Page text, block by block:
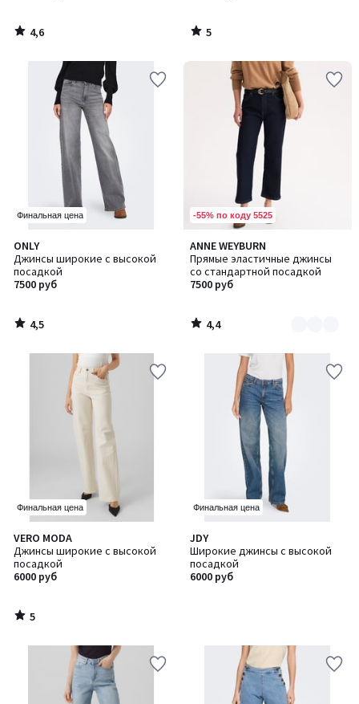
4,6
/
5
/
Финальная цена
ONLY
Джинсы широкие с высокой
посадкой
7500 руб
4,5
/ 5
4,5
/
-55% по коду 5525
ANNE WEYBURN
Прямые эластичные джинсы
со стандартной посадкой
7500 руб
4,4
/ 5
Количество
цветов:
2
4,4
/
Финальная цена
VERO MODA
Джинсы широкие с высокой
посадкой
6000 руб
5
/
5
5
/
Финальная цена
JDY
Широкие джинсы с высокой
посадкой
6000 руб